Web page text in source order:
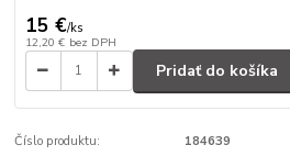
15 €/ks
12,20 € bez DPH
Pridať do košíka
Číslo produktu: 184639